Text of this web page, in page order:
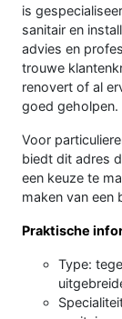
is
sanitair en
advies en
trouwe
renovert of al
goed geholpen.
Voor
biedt dit adres
een keuze te
maken van een
Praktische
Type: